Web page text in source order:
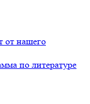
от нашего
по литературе